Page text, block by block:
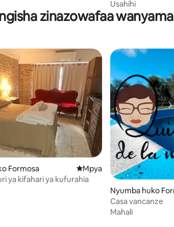
Usahihi
zinazowafaa
Formosa Eneo jipya la kukaa
Mpya
ya kifahari ya kufurahia
Nyumba huko
Casa vancanze
Mahali